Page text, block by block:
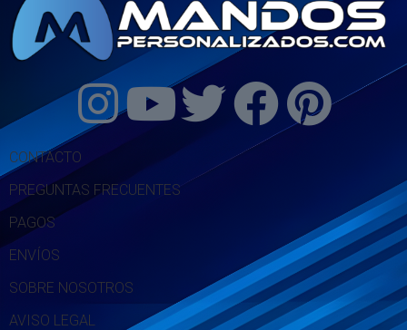
CONTACTO
PREGUNTAS FRECUENTES
PAGOS
ENVÍOS
SOBRE NOSOTROS
AVISO LEGAL